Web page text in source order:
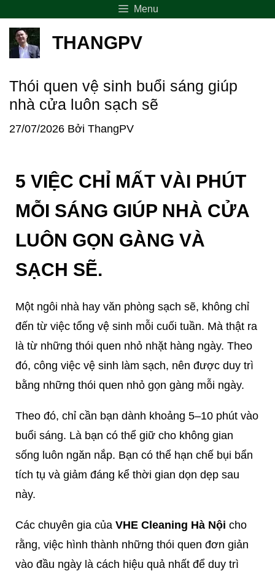
Menu
THANGPV
Thói quen vệ sinh buổi sáng giúp
nhà cửa luôn sạch sẽ
27/07/2026 Bởi ThangPV
5 VIỆC CHỈ MẤT VÀI PHÚT
MỖI SÁNG GIÚP NHÀ CỬA
LUÔN GỌN GÀNG VÀ
SẠCH SẼ.
Một ngôi nhà hay văn phòng sạch sẽ, không chỉ
đến từ việc tổng vệ sinh mỗi cuối tuần. Mà thật ra
là từ những thói quen nhỏ nhặt hàng ngày. Theo
đó, công việc vệ sinh làm sạch, nên được duy trì
bằng những thói quen nhỏ gọn gàng mỗi ngày.
Theo đó, chỉ cần bạn dành khoảng 5–10 phút vào
buổi sáng. Là bạn có thể giữ cho không gian
sống luôn ngăn nắp. Bạn có thể hạn chế bụi bẩn
tích tụ và giảm đáng kể thời gian dọn dẹp sau
này.
Các chuyên gia của VHE Cleaning Hà Nội cho
rằng, việc hình thành những thói quen đơn giản
vào đầu ngày là cách hiệu quả nhất để duy trì